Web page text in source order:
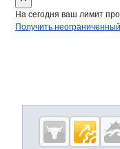
На сегодня ваш лимит
Получить
Cсылки на